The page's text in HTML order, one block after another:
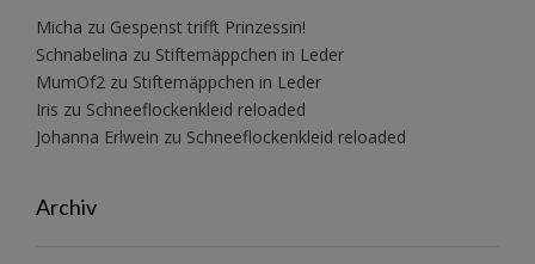
Micha zu Gespenst trifft Prinzessin!
Schnabelina zu Stiftemäppchen in Leder
MumOf2 zu Stiftemäppchen in Leder
Iris zu Schneeflockenkleid reloaded
Johanna Erlwein zu Schneeflockenkleid reloaded
Archiv